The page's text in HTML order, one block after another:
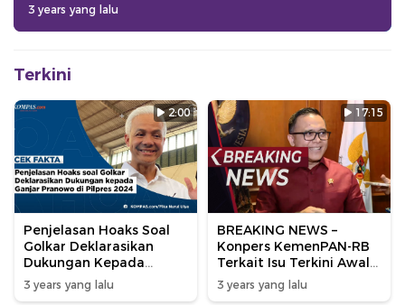
3 years yang lalu
Terkini
2:00
Penjelasan Hoaks Soal
Golkar Deklarasikan
Dukungan Kepada
Ganjar Pranowo di
Pilpres 2024
3 years yang lalu
17:15
BREAKING NEWS –
Konpers KemenPAN-RB
Terkait Isu Terkini Awal
Tahun 2024
3 years yang lalu